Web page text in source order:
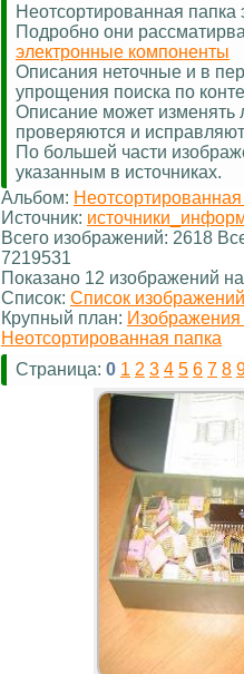
Неотсортированная
Подробно они
электронные компоненты
Описания неточные и в
упрощения поиска по
Описание может
проверяются и
По большей части
указанным в источниках.
Альбом: Неотсортированная
Источник:
Всего изображений: 2618
7219531
Показано 12 изображений
Список: Список
Крупный план:
Неотсортированная папка
Страница: 0 1 2 3 4 5 6 7 8